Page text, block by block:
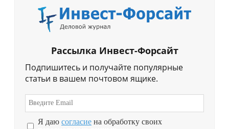
Рассылка Инвест-Форсайт
Подпишитесь и получайте популярные
статьи в вашем почтовом ящике.
Я даю согласие на обработку своих